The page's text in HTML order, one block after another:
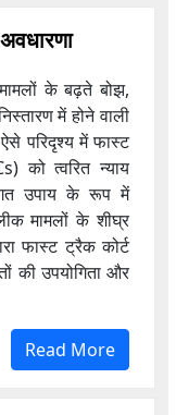
के बढ़ते बोझ,
में होने वाली
परिदृश्य में फास्ट
को त्वरित न्याय
उपाय के रूप में
मामलों के शीघ्र
फास्ट ट्रैक कोर्ट
की उपयोगिता और
Read More